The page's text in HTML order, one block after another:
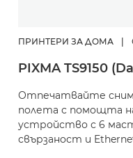
ПРИНТЕРИ ЗА ДОМА
PIXMA TS9150
Отпечатвайте
полета с помощта
устройство с 6
свързаност и